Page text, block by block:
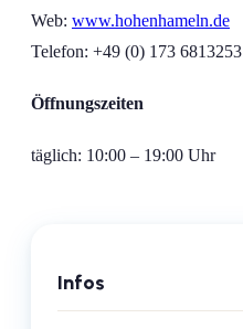
Web: www.hohenhameln.de
Telefon: +49 (0) 173 6813253
Öffnungszeiten
täglich: 10:00 – 19:00 Uhr
Infos